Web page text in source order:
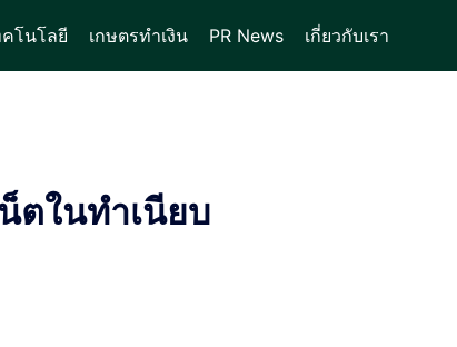
คโนโลยี เกษตรทำเงิน PR News เกี่ยวกับเรา
ตในทำเนียบ